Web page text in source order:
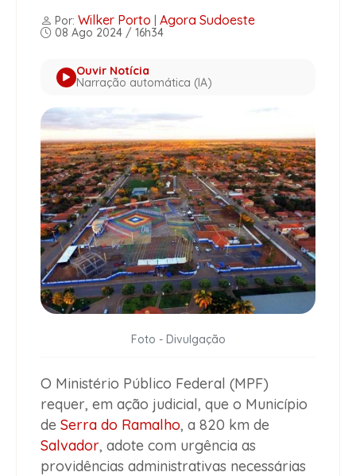
Por: Wilker Porto Agora Sudoeste
08 Ago 2024 / 16h34
Ouvir Notícia
Narração automática (IA)
Foto - Divulgação
O Ministério Público Federal (MPF)
requer, em ação judicial, que o Município
de Serra do Ramalho, a 820 km de
Salvador, adote com urgência as
providências administrativas necessárias